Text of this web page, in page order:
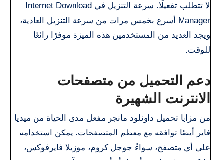
لا تتطلب تفعيلًا. سرعة التنزيل في Internet Download
Manager أسرع بخمس مرات من سرعة التنزيل العادية،
ويجد العديد من المستخدمين هذه الميزة موفرًا رائعًا
للوقت.
دعم التحميل من متصفحات
الانترنت الشهيرة
من مزايا تحميل داونلود مانجر مفعل مدى الحياة من ميديا
فاير أيضًا توافقه مع معظم المتصفحات. يمكن استخدامه
على أي متصفح، سواءً جوجل كروم، موزيلا فايرفوكس،